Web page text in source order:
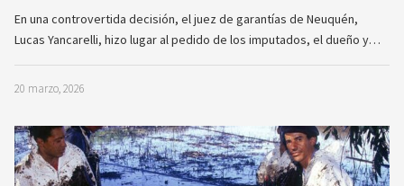
En una controvertida decisión, el juez de garantías de Neuquén,
Lucas Yancarelli, hizo lugar al pedido de los imputados, el dueño y…
20 marzo, 2026